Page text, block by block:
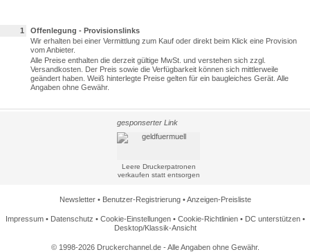
1
Offenlegung - Provisionslinks
Wir erhalten bei einer Vermittlung zum Kauf oder direkt beim Klick eine Provision
vom Anbieter.
Alle Preise enthalten die derzeit gültige MwSt. und verstehen sich zzgl.
Versandkosten. Der Preis sowie die Verfügbarkeit können sich mittlerweile
geändert haben. Weiß hinterlegte Preise gelten für ein baugleiches Gerät. Alle
Angaben ohne Gewähr.
gesponserter Link
Leere Druckerpatronen
verkaufen statt entsorgen
Newsletter• Benutzer-Registrierung•Anzeigen-Preisliste
Impressum• Datenschutz • Cookie-Einstellungen• Cookie-Richtlinien• DC unterstützen•
Desktop/Klassik-Ansicht
© 1998-2026 Druckerchannel.de - Alle Angaben ohne Gewähr.